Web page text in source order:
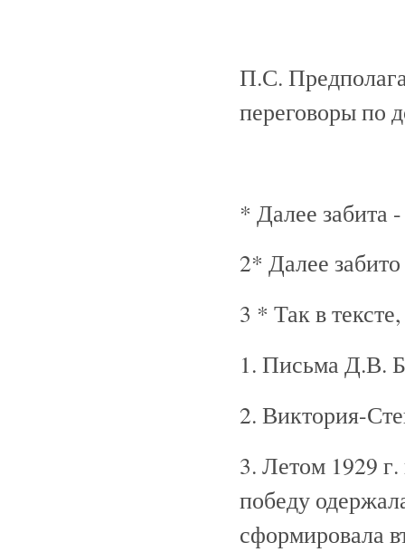
П.С.
переговоры по
* Далее забита
2* Далее
3 * Так в
1. Письма Д.В.
2. Виктория-
3. Летом 1929
победу
сформировала